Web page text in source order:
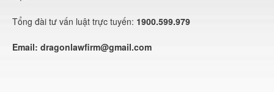
Tổng đài tư vấn luật trực tuyến: 1900.599.979
Email: dragonlawfirm@gmail.com